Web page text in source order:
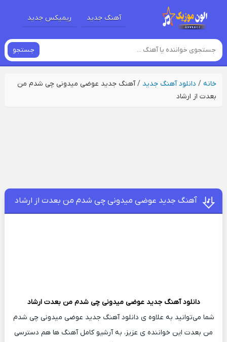
آهنگ جدید ریمیکس جدید
جستجو
خانه/ دانلود آهنگ جدید /آهنگ جدید عوضی میدونی چی شدم من
بعدت از ارشاد
آهنگ جدید عوضی میدونی چی شدم من بعدت از ارشاد
دانلود آهنگ جدید عوضی میدونی چی شدم من بعدتارشاد
شما می‌توانید به علاوه ی دانلود آهنگ جدید عوضی میدونی چی شدم
من بعدت این خواننده ی عزیز، به آرشیو کامل آهنگ ها هم دسترسی